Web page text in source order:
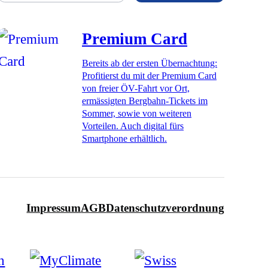
Premium Card
Bereits ab der ersten Übernachtung:
Profitierst du mit der Premium Card
von freier ÖV-Fahrt vor Ort,
ermässigten Bergbahn-Tickets im
Sommer, sowie von weiteren
Vorteilen. Auch digital fürs
Smartphone erhältlich.
ImpressumAGBDatenschutzverordnung